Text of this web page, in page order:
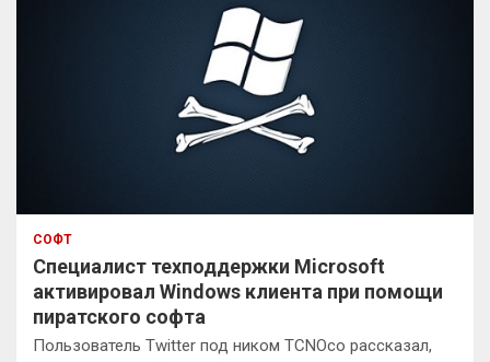
СОФТ
Специалист техподдержки Microsoft
активировал Windows клиента при помощи
пиратского софта
Пользователь Twitter под ником TCNOco рассказал,